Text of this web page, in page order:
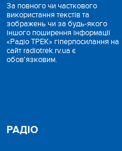
За повного чи часткового
використання текстів та
зображень чи за будь-якого
іншого поширення інформації
«Радіо ТРЕК» гіперпосилання на
сайт radiotrek.rv.ua є
обов'язковим.
РАДІО